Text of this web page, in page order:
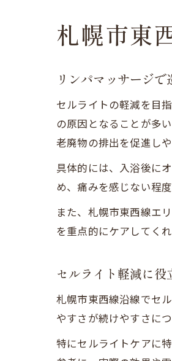
札幌市東
リンパマッサージ
セルライトの軽減を目
の原因となることが多
老廃物の排出を促進しや
具体的には、入浴後に
め、痛みを感じない程
また、札幌市東西線エ
を重点的にケアしてく
セルライト軽減に
札幌市東西線沿線でセ
やすさが続けやすさに
特にセルライトケアに